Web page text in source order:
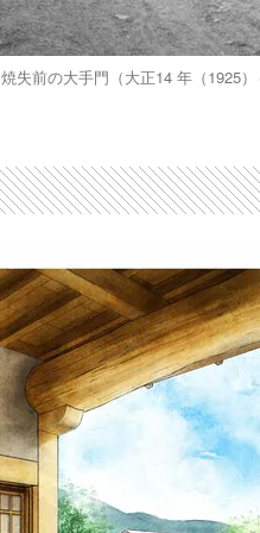
焼失前の大手門（大正14 年（1925